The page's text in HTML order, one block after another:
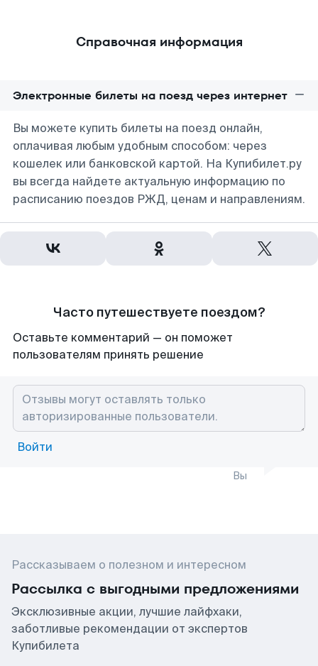
Справочная информация
Электронные билеты на поезд через интернет
Вы можете купить билеты на поезд онлайн,
оплачивая любым удобным способом: через
кошелек или банковской картой. На Купибилет.ру
вы всегда найдете актуальную информацию по
расписанию поездов РЖД, ценам и направлениям.
Часто путешествуете поездом?
Оставьте комментарий — он поможет
пользователям принять решение
Войти
Вы
Рассказываем о полезном и интересном
Рассылка с выгодными предложениями
Эксклюзивные акции, лучшие лайфхаки,
заботливые рекомендации от экспертов
Купибилета